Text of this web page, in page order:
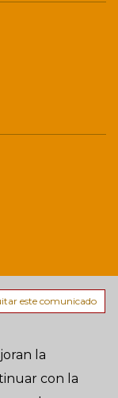
- Madrid
este comunicado
la
con la